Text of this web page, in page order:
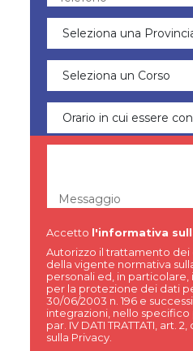
Messaggio
Accetto l'informativa
Autorizzo il trattamento
della vigente normativa
personali ed, in
per la protezione dei dati
30/06/2003 n. 196 e
integrazioni, nello
par. IV DATI TRATTATI, art.
sulla Privacy.